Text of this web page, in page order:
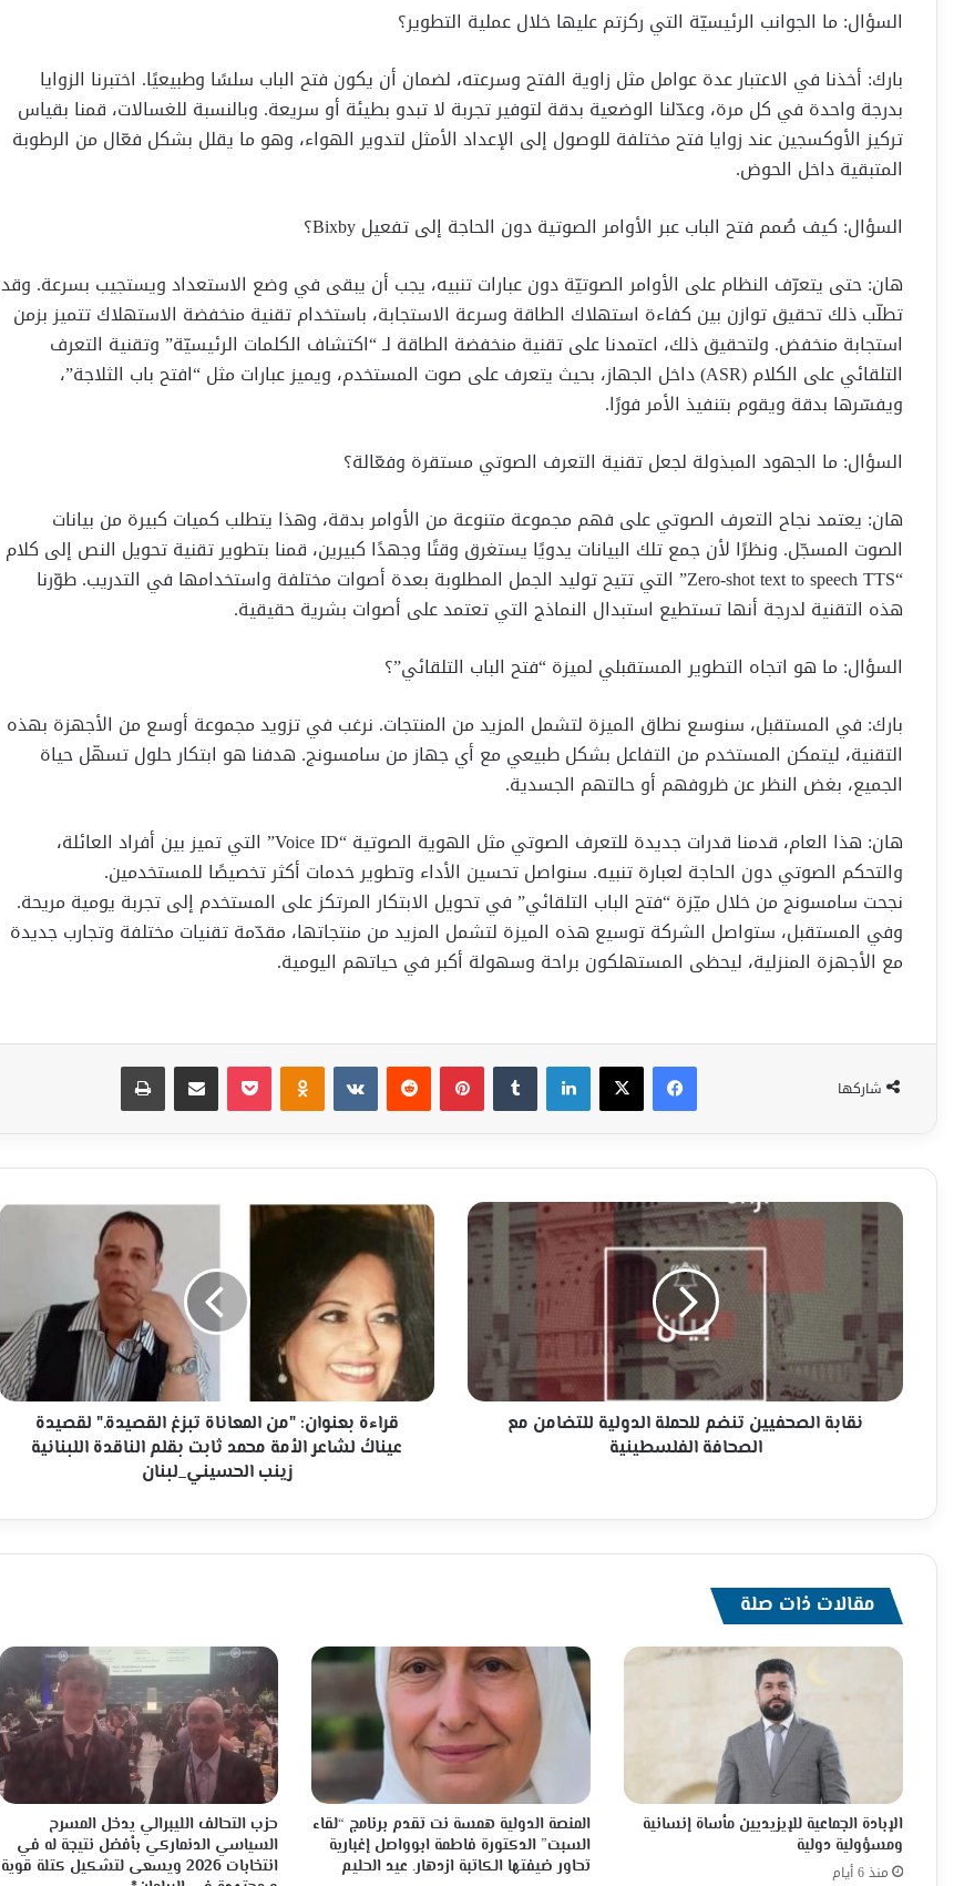
السؤال: ما الجوانب الرئيسيّة التي ركزتم عليها خلال عملية التطوير؟
بارك: أخذنا في الاعتبار عدة عوامل مثل زاوية الفتح وسرعته، لضمان أن يكون فتح الباب سلسًا وطبيعيًا. اختبرنا الزوايا
بدرجة واحدة في كل مرة، وعدّلنا الوضعية بدقة لتوفير تجربة لا تبدو بطيئة أو سريعة. وبالنسبة للغسالات، قمنا بقياس
تركيز الأوكسجين عند زوايا فتح مختلفة للوصول إلى الإعداد الأمثل لتدوير الهواء، وهو ما يقلل بشكل فعّال من الرطوبة
المتبقية داخل الحوض.
السؤال: كيف صُمم فتح الباب عبر الأوامر الصوتية دون الحاجة إلى تفعيل Bixby؟
هان: حتى يتعرّف النظام على الأوامر الصوتيّة دون عبارات تنبيه، يجب أن يبقى في وضع الاستعداد ويستجيب بسرعة. وقد
تطلّب ذلك تحقيق توازن بين كفاءة استهلاك الطاقة وسرعة الاستجابة، باستخدام تقنية منخفضة الاستهلاك تتميز بزمن
استجابة منخفض. ولتحقيق ذلك، اعتمدنا على تقنية منخفضة الطاقة لـ “اكتشاف الكلمات الرئيسيّة” وتقنية التعرف
التلقائي على الكلام (ASR) داخل الجهاز، بحيث يتعرف على صوت المستخدم، ويميز عبارات مثل “افتح باب الثلاجة”،
ويفسّرها بدقة ويقوم بتنفيذ الأمر فورًا.
السؤال: ما الجهود المبذولة لجعل تقنية التعرف الصوتي مستقرة وفعّالة؟
هان: يعتمد نجاح التعرف الصوتي على فهم مجموعة متنوعة من الأوامر بدقة، وهذا يتطلب كميات كبيرة من بيانات
الصوت المسجّل. ونظرًا لأن جمع تلك البيانات يدويًا يستغرق وقتًا وجهدًا كبيرين، قمنا بتطوير تقنية تحويل النص إلى كلام
“Zero-shot text to speech TTS” التي تتيح توليد الجمل المطلوبة بعدة أصوات مختلفة واستخدامها في التدريب. طوّرنا
هذه التقنية لدرجة أنها تستطيع استبدال النماذج التي تعتمد على أصوات بشرية حقيقية.
السؤال: ما هو اتجاه التطوير المستقبلي لميزة “فتح الباب التلقائي”؟
بارك: في المستقبل، سنوسع نطاق الميزة لتشمل المزيد من المنتجات. نرغب في تزويد مجموعة أوسع من الأجهزة بهذه
التقنية، ليتمكن المستخدم من التفاعل بشكل طبيعي مع أي جهاز من سامسونج. هدفنا هو ابتكار حلول تسهّل حياة
الجميع، بغض النظر عن ظروفهم أو حالتهم الجسدية.
هان: هذا العام، قدمنا قدرات جديدة للتعرف الصوتي مثل الهوية الصوتية “Voice ID” التي تميز بين أفراد العائلة،
والتحكم الصوتي دون الحاجة لعبارة تنبيه. سنواصل تحسين الأداء وتطوير خدمات أكثر تخصيصًا للمستخدمين.
نجحت سامسونج من خلال ميّزة “فتح الباب التلقائي” في تحويل الابتكار المرتكز على المستخدم إلى تجربة يومية مريحة.
وفي المستقبل، ستواصل الشركة توسيع هذه الميزة لتشمل المزيد من منتجاتها، مقدّمة تقنيات مختلفة وتجارب جديدة
مع الأجهزة المنزلية، ليحظى المستهلكون براحة وسهولة أكبر في حياتهم اليومية.
شاركها
فيسبوك‫X لينكدإن بينتيريست Odnoklassniki
‫Pocket مشاركة عبر البريد طباعة
نقابة
الصحفيين
تنضم
للحملة
الدولية
للتضامن
مع
الصحافة
الفلسطينية
نقابة الصحفيين تنضم للحملة الدولية للتضامن مع
الصحافة الفلسطينية
قراءة
بعنوان:
"من
المعاناة
تبزغ
القصيدة."
لقصيدة
عيناكُ
لشاعر
الناقدة
زينب
قراءة بعنوان: "من المعاناة تبزغ القصيدة." لقصيدة
عيناكُ لشاعر الأمة محمد ثابت بقلم الناقدة اللبنانية
زينب الحسيني_لبنان
مقالات ذات صلة
الإبادة الجماعية للإيزيديين مأساة إنسانية
ومسؤولية دولية
منذ 6 أيام
المنصة الدولية همسة نت تقدم برنامج “لقاء
السبت” الدكتورة فاطمة ابوواصل إغبارية
تحاور ضيفتها الكاتبة ازدهار. عيد الحليم
حزب التحالف الليبرالي يدخل المسرح
السياسي الدنماركي بأفضل نتيجة له في
انتخابات 2026 ويسعى لتشكيل كتلة قوية